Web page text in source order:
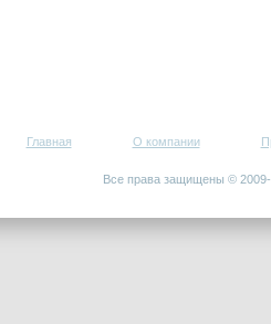
Главная О компании
Все права защищены ©